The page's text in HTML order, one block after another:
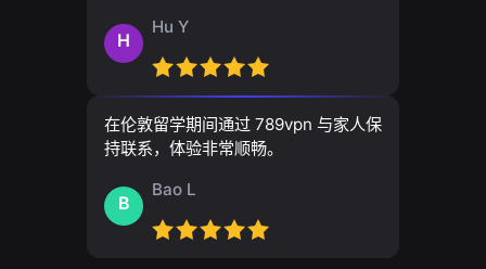
H
Hu Y
在伦敦留学期间通过 789vpn 与家人保
持联系，体验非常顺畅。
B
Bao L